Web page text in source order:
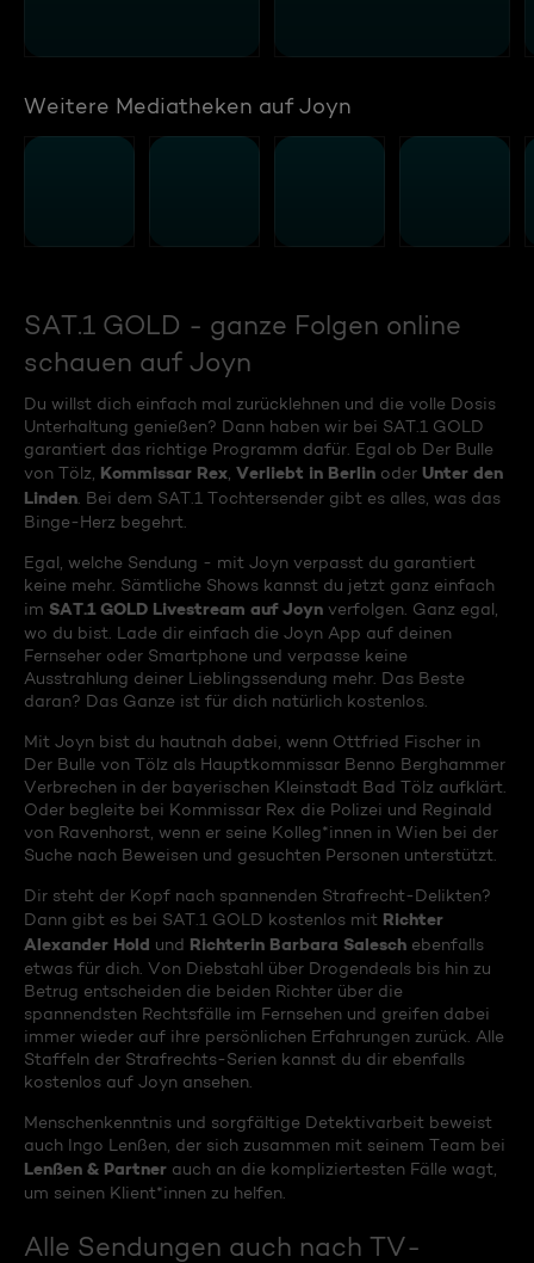
Weitere Mediatheken auf Joyn
SAT.1 GOLD - ganze Folgen online
schauen auf Joyn
Du willst dich einfach mal zurücklehnen und die volle Dosis
Unterhaltung genießen? Dann haben wir bei SAT.1 GOLD
garantiert das richtige Programm dafür. Egal ob Der Bulle
von Tölz, Kommissar Rex Verliebt in Berlin oder Unter den
Linden . Bei dem SAT.1 Tochtersender gibt es alles, was das
Binge-Herz begehrt.
Egal, welche Sendung - mit Joyn verpasst du garantiert
keine mehr. Sämtliche Shows kannst du jetzt ganz einfach
im SAT.1 GOLD Livestream auf Joyn verfolgen. Ganz egal,
wo du bist. Lade dir einfach die Joyn App auf deinen
Fernseher oder Smartphone und verpasse keine
Ausstrahlung deiner Lieblingssendung mehr. Das Beste
daran? Das Ganze ist für dich natürlich kostenlos.
Mit Joyn bist du hautnah dabei, wenn Ottfried Fischer in
Der Bulle von Tölz als Hauptkommissar Benno Berghammer
Verbrechen in der bayerischen Kleinstadt Bad Tölz aufklärt.
Oder begleite bei Kommissar Rex die Polizei und Reginald
von Ravenhorst, wenn er seine Kolleg*innen in Wien bei der
Suche nach Beweisen und gesuchten Personen unterstützt.
Dir steht der Kopf nach spannenden Strafrecht-Delikten?
Dann gibt es bei SAT.1 GOLD kostenlos mit Richter
Alexander Hold und Richterin Barbara Salesch ebenfalls
etwas für dich. Von Diebstahl über Drogendeals bis hin zu
Betrug entscheiden die beiden Richter über die
spannendsten Rechtsfälle im Fernsehen und greifen dabei
immer wieder auf ihre persönlichen Erfahrungen zurück. Alle
Staffeln der Strafrechts-Serien kannst du dir ebenfalls
kostenlos auf Joyn ansehen.
Menschenkenntnis und sorgfältige Detektivarbeit beweist
auch Ingo Lenßen, der sich zusammen mit seinem Team bei
Lenßen & Partner auch an die kompliziertesten Fälle wagt,
um seinen Klient*innen zu helfen.
Alle Sendungen auch nach TV-